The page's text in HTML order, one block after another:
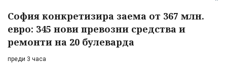
София конкретизира заема от 367 млн.
евро: 345 нови превозни средства и
ремонти на 20 булеварда
преди 3 часа